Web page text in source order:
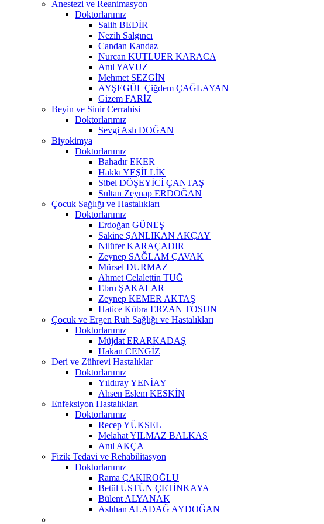
Anestezi ve Reanimasyon
Doktorlarımız
Salih BEDİR
Nezih Salgıncı
Candan Kandaz
Nurcan KUTLUER KARACA
Anıl YAVUZ
Mehmet SEZGİN
AYŞEGÜL Çiğdem ÇAĞLAYAN
Gizem FARİZ
Beyin ve Sinir Cerrahisi
Doktorlarımız
Sevgi Aslı DOĞAN
Biyokimya
Doktorlarımız
Bahadır EKER
Hakkı YEŞİLLİK
Sibel DÖŞEYİCİ ÇANTAŞ
Sultan Zeynap ERDOĞAN
Çocuk Sağlığı ve Hastalıkları
Doktorlarımız
Erdoğan GÜNEŞ
Sakine ŞANLIKAN AKÇAY
Nilüfer KARAÇADIR
Zeynep SAĞLAM ÇAVAK
Mürsel DURMAZ
Ahmet Celalettin TUĞ
Ebru ŞAKALAR
Zeynep KEMER AKTAŞ
Hatice Kübra ERZAN TOSUN
Çocuk ve Ergen Ruh Sağlığı ve Hastalıkları
Doktorlarımız
Müjdat ERARKADAŞ
Hakan CENGİZ
Deri ve Zührevi Hastalıklar
Doktorlarımız
Yıldıray YENİAY
Ahsen Eslem KESKİN
Enfeksiyon Hastalıkları
Doktorlarımız
Recep YÜKSEL
Melahat YILMAZ BALKAŞ
Anıl AKÇA
Fizik Tedavi ve Rehabilitasyon
Doktorlarımız
Rama ÇAKIROĞLU
Betül ÜSTÜN ÇETİNKAYA
Bülent ALYANAK
Aslıhan ALADAĞ AYDOĞAN